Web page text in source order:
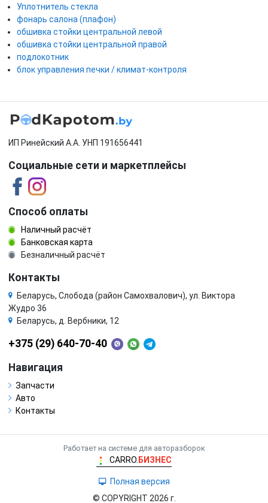
Уплотнитель стекла
фонарь салона (плафон)
обшивка стойки центральной левой
обшивка стойки центральной правой
подлокотник
блок управления печки / климат-контроля
ИП Ринейский А.А. УНП 191656441
Социальные сети и маркетплейсы
Способ оплаты
Наличный расчёт
Банковская карта
Безналичный расчёт
Контакты
Беларусь, Слобода (район Самохвалович), ул. Виктора
Жудро 36
Беларусь, д. Вербники, 12
+375 (29) 640-70-40
Навигация
Запчасти
Авто
Контакты
Работает на системе для авторазборок
CARRO. БИЗНЕС
Полная версия
© COPYRIGHT 2026 г.